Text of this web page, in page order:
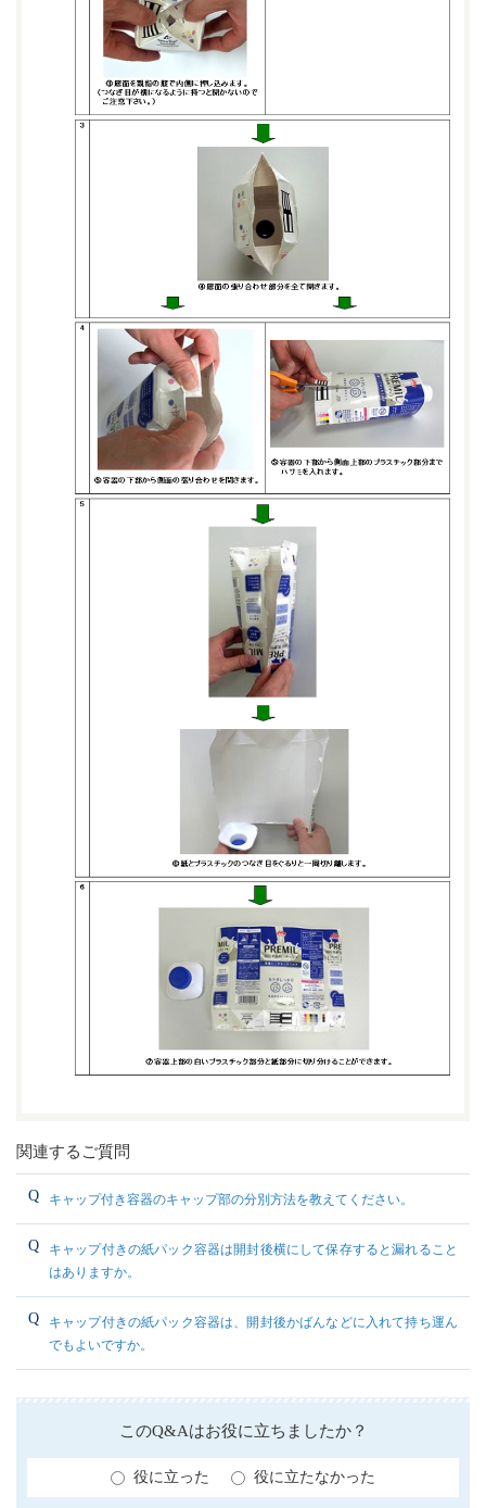
関連するご質問
キャップ付き容器のキャップ部の分別方法を教えてください。
キャップ付きの紙パック容器は開封後横にして保存すると漏れること
はありますか。
キャップ付きの紙パック容器は、開封後かばんなどに入れて持ち運ん
でもよいですか。
このQ&Aはお役に立ちましたか？
役に立った 役に立たなかった